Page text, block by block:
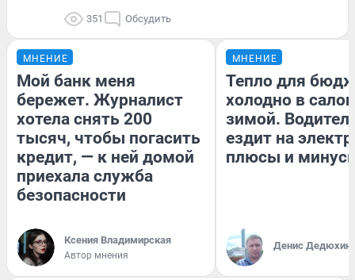
351 Обсудить
МНЕНИЕ
Мой банк меня
бережет. Журналист
хотела снять 200
тысяч, чтобы погасить
кредит, — к ней домой
приехала служба
безопасности
Ксения Владимирская
Автор мнения
МНЕНИЕ
Тепло для
холодно в
зимой.
ездит на
плюсы и
Денис Дедюхин